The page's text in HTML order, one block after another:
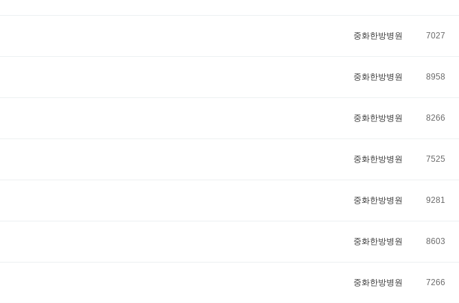
중화한방병원 7027
중화한방병원 8958
중화한방병원 8266
중화한방병원 7525
중화한방병원 9281
중화한방병원 8603
중화한방병원 7266